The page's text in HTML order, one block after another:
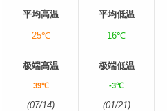
平均高温
25℃
平均低温
16℃
极端高温
39℃
(07/14)
极端低温
-3℃
(01/21)